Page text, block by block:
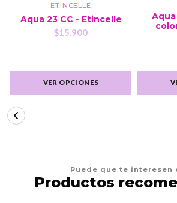
ETINCELLE
Aqua 23 CC - Etincelle
$15.900
VER OPCIONES
Puede que te interesen
Productos